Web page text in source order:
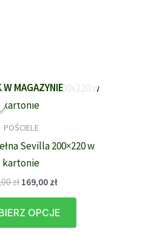
W MAGAZYNIE
POŚCIELE
Sevilla 200×220 w
kartonie
zł Pierwotna
199,00 zł.
169,00 złAktualna
169,00 zł.
OPCJE
Ten